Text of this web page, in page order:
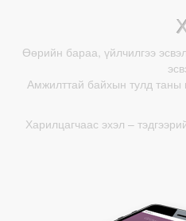
Өөрийн бараа, үйлчилгээ
Амжилттай байхын тулд таны
Харилцагчаас эхэл –